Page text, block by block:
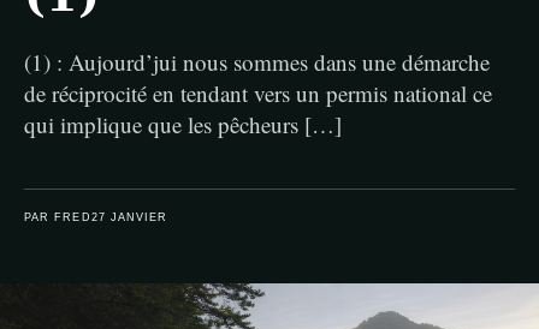
(1) : Aujourd’jui nous sommes dans une démarche
de réciprocité en tendant vers un permis national ce
qui implique que les pêcheurs […]
PAR FRED 27 JANVIER